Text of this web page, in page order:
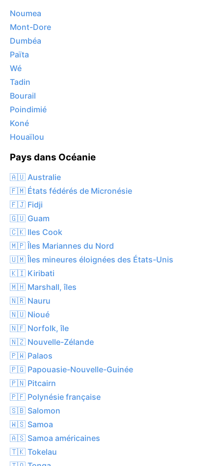
Noumea
Mont-Dore
Dumbéa
Païta
Wé
Tadin
Bourail
Poindimié
Koné
Houaïlou
Pays dans Océanie
🇦🇺 Australie
🇫🇲 États fédérés de Micronésie
🇫🇯 Fidji
🇬🇺 Guam
🇨🇰 Iles Cook
🇲🇵 Îles Mariannes du Nord
🇺🇲 Îles mineures éloignées des États-Unis
🇰🇮 Kiribati
🇲🇭 Marshall, îles
🇳🇷 Nauru
🇳🇺 Nioué
🇳🇫 Norfolk, île
🇳🇿 Nouvelle-Zélande
🇵🇼 Palaos
🇵🇬 Papouasie-Nouvelle-Guinée
🇵🇳 Pitcairn
🇵🇫 Polynésie française
🇸🇧 Salomon
🇼🇸 Samoa
🇦🇸 Samoa américaines
🇹🇰 Tokelau